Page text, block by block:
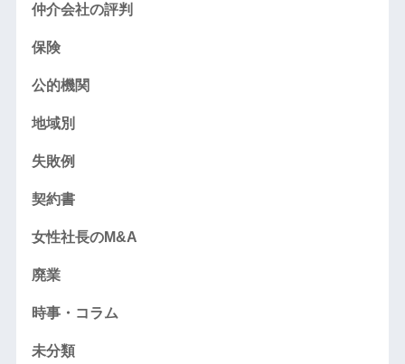
仲介会社の評判
保険
公的機関
地域別
失敗例
契約書
女性社長のM&A
廃業
時事・コラム
未分類